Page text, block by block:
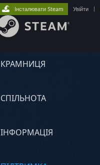
КРАМНИЦЯ
СПІЛЬНОТА
ІНФОРМАЦІЯ
Інсталювати Steam Увійти